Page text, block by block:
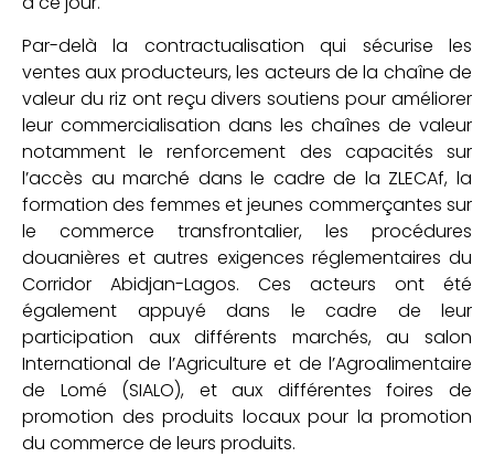
Par-delà la contractualisation qui sécurise les
ventes aux producteurs, les acteurs de la chaîne de
valeur du riz ont reçu divers soutiens pour améliorer
leur commercialisation dans les chaînes de valeur
notamment le renforcement des capacités sur
l’accès au marché dans le cadre de la ZLECAf, la
formation des femmes et jeunes commerçantes sur
le commerce transfrontalier, les procédures
douanières et autres exigences réglementaires du
Corridor Abidjan-Lagos. Ces acteurs ont été
également appuyé dans le cadre de leur
participation aux différents marchés, au salon
International de l’Agriculture et de l’Agroalimentaire
de Lomé (SIALO), et aux différentes foires de
promotion des produits locaux pour la promotion
du commerce de leurs produits.